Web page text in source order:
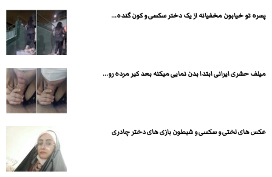
پسره تو خیابون مخفیانه از یک دختر سکسی و کون گنده...
میلف حشری ایرانی ابتدا بدن نمایی میکنه بعد کیر مرده رو...
عکس های لختی و سکسی و شیطون بازی های دختر چادری